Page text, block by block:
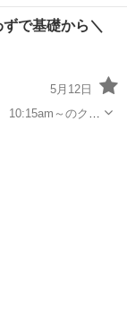
せんか？ 6/30
会(入会金5,000円)
オ
で基礎から＼
5月12日
10:15am～のクラ